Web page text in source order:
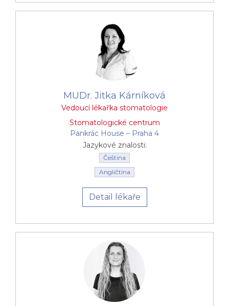
MUDr. Jitka Kárníková
Vedoucí lékařka stomatologie
Stomatologické centrum
Pankrác House –⁠⁠⁠⁠⁠⁠ Praha 4
Jazykové znalosti:
Čeština
Angličtina
Detail lékaře